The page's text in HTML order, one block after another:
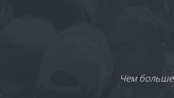
Чем больше